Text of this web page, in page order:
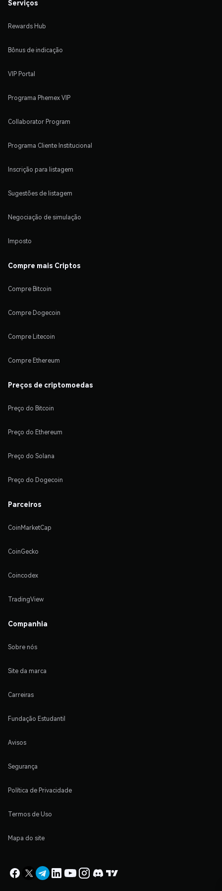
Serviços
Rewards Hub
Bônus de indicação
VIP Portal
Programa Phemex VIP
Collaborator Program
Programa Cliente Institucional
Inscrição para listagem
Sugestões de listagem
Negociação de simulação
Imposto
Compre mais Criptos
Compre Bitcoin
Compre Dogecoin
Compre Litecoin
Compre Ethereum
Preços de criptomoedas
Preço do Bitcoin
Preço do Ethereum
Preço do Solana
Preço do Dogecoin
Parceiros
CoinMarketCap
CoinGecko
Coincodex
TradingView
Companhia
Sobre nós
Site da marca
Carreiras
Fundação Estudantil
Avisos
Segurança
Política de Privacidade
Termos de Uso
Mapa do site